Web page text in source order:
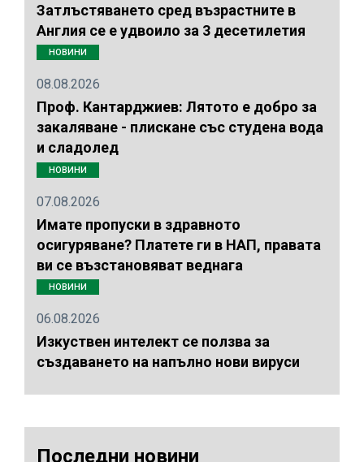
Затлъстяването сред възрастните в
Англия се е удвоило за 3 десетилетия
НОВИНИ
08.08.2026
Проф. Кантарджиев: Лятото е добро за
закаляване - плискане със студена вода
и сладолед
НОВИНИ
07.08.2026
Имате пропуски в здравното
осигуряване? Платете ги в НАП, правата
ви се възстановяват веднага
НОВИНИ
06.08.2026
Изкуствен интелект се ползва за
създаването на напълно нови вируси
Последни новини